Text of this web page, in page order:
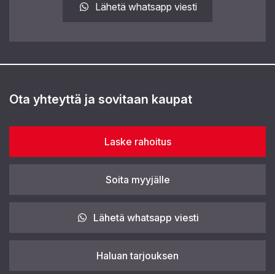
Lähetä whatsapp viesti
Ota yhteyttä ja sovitaan kaupat
Laske rahoitus
Soita myyjälle
Lähetä whatsapp viesti
Haluan tarjouksen